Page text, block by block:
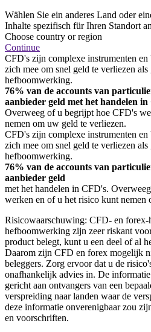
Wählen Sie ein anderes Land oder
Inhalte spezifisch für Ihren Standort
Choose country or region
Continue
CFD's zijn complexe instrumenten en
zich mee om snel geld te verliezen
hefboomwerking.
76% van de accounts van
aanbieder geld met het handelen
Overweeg of u begrijpt hoe CFD's
nemen om uw geld te verliezen.
CFD's zijn complexe instrumenten en
zich mee om snel geld te verliezen
hefboomwerking.
76% van de accounts van
aanbieder geld
met het handelen in CFD's.
werken en of u het risico kunt nemen
Risicowaarschuwing: CFD- en forex-
hefboomwerking zijn zeer riskant
product belegt, kunt u een deel of al
Daarom zijn CFD en forex mogelijk
beleggers. Zorg ervoor dat u de
onafhankelijk advies in. De
gericht aan ontvangers van een
verspreiding naar landen waar de
deze informatie onverenigbaar zou
en voorschriften.